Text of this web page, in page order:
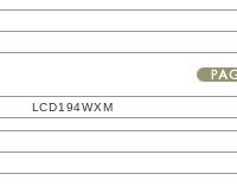
LCD194WXM